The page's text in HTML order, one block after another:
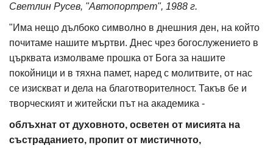
Светлин Русев, "Автопортрет", 1988 г.
"Има нещо дълбоко символно в днешния ден, на който
почитаме нашите мъртви. Днес чрез богослужението в
църквата измолваме прошка от Бога за нашите
покойници и в тяхна памет, наред с молитвите, от нас
се изискват и дела на благотворителност. Такъв бе и
творческият и житейски път на академика -
облъхнат от духовното, осветен от мисията на
състраданието, пропит от мистичното,